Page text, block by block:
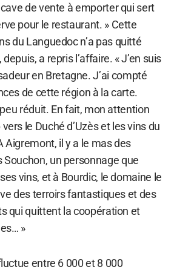
cave de vente à emporter qui sert
pour le restaurant. » Cette
du Languedoc n’a pas quitté
a repris l’affaire. « J’en suis
en Bretagne. J’ai compté
de cette région à la carte.
peu réduit. En fait, mon attention
le Duché d’Uzès et les vins du
Aigremont, il y a le mas des
Souchon, un personnage que
vins, et à Bourdic, le domaine le
des terroirs fantastiques et des
qui quittent la coopération et
»
entre 6 000 et 8 000